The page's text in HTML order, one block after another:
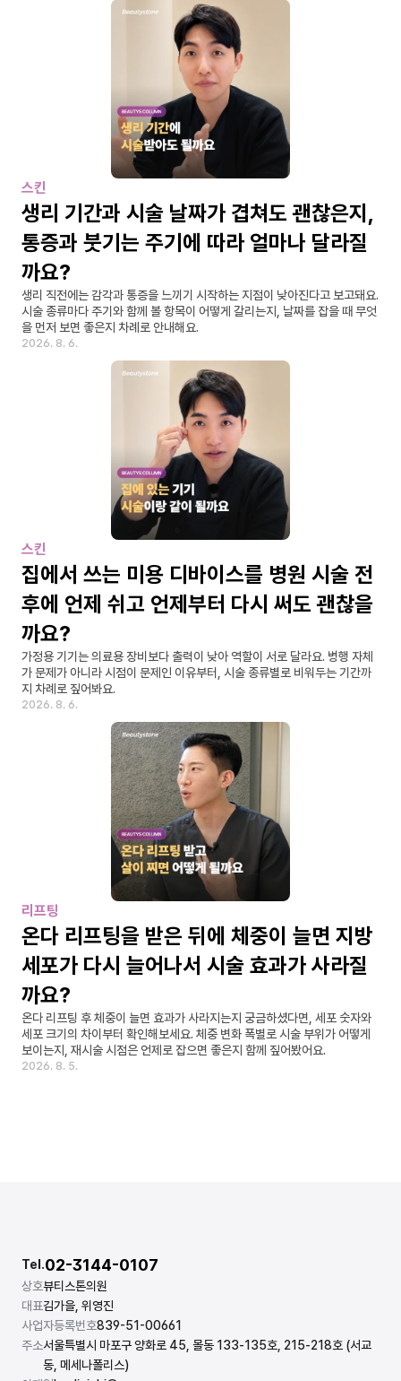
스킨
생리 기간과 시술 날짜가 겹쳐도 괜찮은지,
통증과 붓기는 주기에 따라 얼마나 달라질
까요?
생리 직전에는 감각과 통증을 느끼기 시작하는 지점이 낮아진다고 보고돼요.
시술 종류마다 주기와 함께 볼 항목이 어떻게 갈리는지, 날짜를 잡을 때 무엇
을 먼저 보면 좋은지 차례로 안내해요.
2026. 8. 6.
스킨
집에서 쓰는 미용 디바이스를 병원 시술 전
후에 언제 쉬고 언제부터 다시 써도 괜찮을
까요?
가정용 기기는 의료용 장비보다 출력이 낮아 역할이 서로 달라요. 병행 자체
가 문제가 아니라 시점이 문제인 이유부터, 시술 종류별로 비워두는 기간까
지 차례로 짚어봐요.
2026. 8. 6.
리프팅
온다 리프팅을 받은 뒤에 체중이 늘면 지방
세포가 다시 늘어나서 시술 효과가 사라질
까요?
온다 리프팅 후 체중이 늘면 효과가 사라지는지 궁금하셨다면, 세포 숫자와
세포 크기의 차이부터 확인해보세요. 체중 변화 폭별로 시술 부위가 어떻게
보이는지, 재시술 시점은 언제로 잡으면 좋은지 함께 짚어봤어요.
2026. 8. 5.
상호뷰티스톤의원
대표김가을, 위영진
사업자등록번호839-51-00661
주소서울특별시 마포구 양화로 45, 몰동 133-135호, 215-218호 (서교
동, 메세나폴리스)
Tel.02-3144-0107